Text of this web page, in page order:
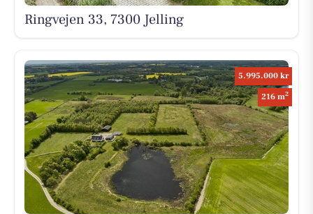
Ringvejen 33, 7300 Jelling
5.995.000 kr
216 m2